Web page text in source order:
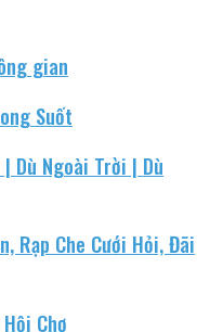
gian
Suốt
| Dù Ngoài Trời | Dù
Rạp Che Cưới Hỏi, Đãi
Chợ